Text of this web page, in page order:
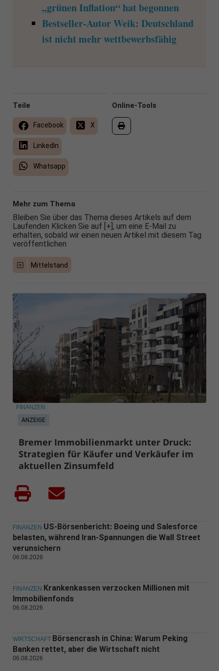
„grünen Inflation“ hat begonnen
Bestseller-Autor Weik: Deutschland
ist nicht mehr wettbewerbsfähig
Online-Tools
Teile
Facebook X
LinkedIn
Whatsapp
Mehr zum Thema
Bleiben Sie über das Thema dieses Artikels auf dem
Laufenden Klicken Sie auf [+], um eine E-Mail zu
erhalten, sobald wir einen neuen Artikel mit diesem Tag
veröffentlichen
Mittelstand
ANZEIGE
FINANZEN
Bremer Immobilienmarkt unter Druck:
Strategien für Käufer und Verkäufer im
aktuellen Zinsumfeld
FINANZEN US-Börsenbericht: Boeing und Salesforce
belasten, während Iran-Spannungen die Wall Street
verunsichern
06.08.2026
FINANZEN Krankenkassen verzocken Millionen mit
Immobilienfonds
06.08.2026
WIRTSCHAFT Börsencrash in China: Warum Peking
Banken rettet, aber die Wirtschaft nicht
06.08.2026